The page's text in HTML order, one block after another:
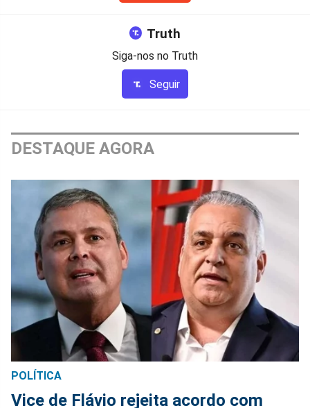
Truth
Siga-nos no Truth
Seguir
DESTAQUE AGORA
POLÍTICA
Vice de Flávio rejeita acordo com